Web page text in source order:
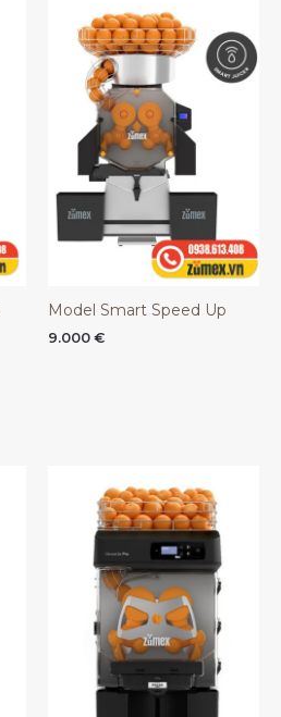
Model Smart Speed Up
9.000 €